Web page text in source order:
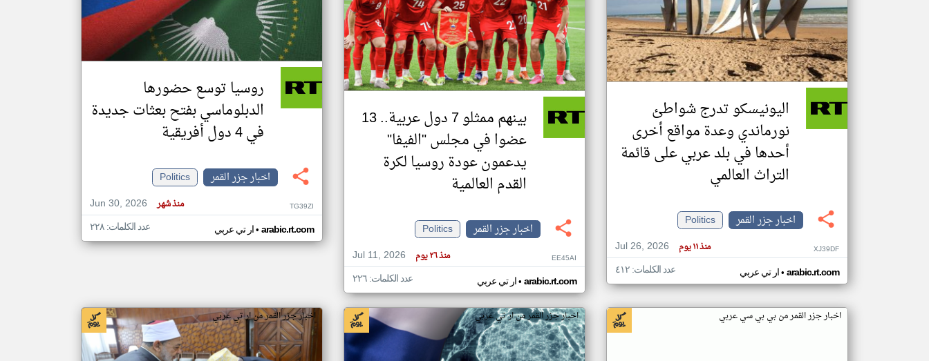
تغيير الدولة
اخبار جزر القمر على مدار الساعة
أهم اخبار جزر القمر العاجلة والمباشرة
اليونيسكو تدرج شواطئ
نورماندي وعدة مواقع أخرى
أحدها في بلد عربي على قائمة
التراث العالمي
اخبار جزر القمر
Politics
Jul 26, 2026
منذ ١١ يوم XJ39DF
ار تي عربي• arabic.rt.com عدد الكلمات: ٤١٢
بينهم ممثلو 7 دول عربية.. 13
عضوا في مجلس "الفيفا"
يدعمون عودة روسيا لكرة
القدم العالمية
اخبار جزر القمر
Politics
Jul 11, 2026
منذ ٢٦ يوم EE45AI
ار تي عربي• arabic.rt.com عدد الكلمات: ٢٢٦
روسيا توسع حضورها
الدبلوماسي بفتح بعثات جديدة
في 4 دول أفريقية
اخبار جزر القمر
Politics
Jun 30, 2026
منذ شهر TG39ZI
ار تي عربي• arabic.rt.com عدد الكلمات: ٢٢٨
اخبار جزر القمر من بي بي سي عربي اخبار جزر القمر من ار تي عربي اخبار جزر القمر من ار تي عربي
klyoum.com